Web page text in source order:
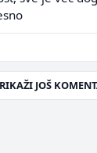
JOŠ